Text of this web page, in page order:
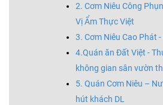
2. Cơm Niêu Công
Vị Ẩm Thực Việt
3. Cơm Niêu Cao Phát
4.Quán ăn Đất Việt -
không gian sân vườn
5. Quán Cơm Niêu –
hút khách DL